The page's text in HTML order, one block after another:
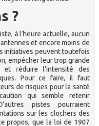
?
à l’heure actuelle, aucun
et encore moins de
initiatives peuvent toutefois
empêcher leur trop grande
et réduire l’intensité des
Pour ce faire, il faut
de risques pour la santé
qui semble retenir
pistes pourraient
sur les clochers des
propos, que la loi de 1907